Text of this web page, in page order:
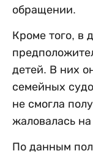
обращении.
Кроме того, в
детей. В них
семейных
не смогла
жаловалась
По данным